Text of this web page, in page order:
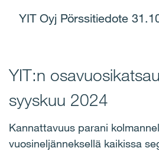
YIT Oyj Pörssitiedote
YIT:n
syyskuu 2024
Kannattavuus parani
vuosineljänneksellä kaikissa